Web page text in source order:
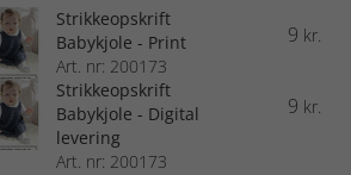
Strikkeopskrift
Babykjole - Print
Art. nr: 200173
9 kr.
Strikkeopskrift
Babykjole - Digital
levering
Art. nr: 200173
9 kr.